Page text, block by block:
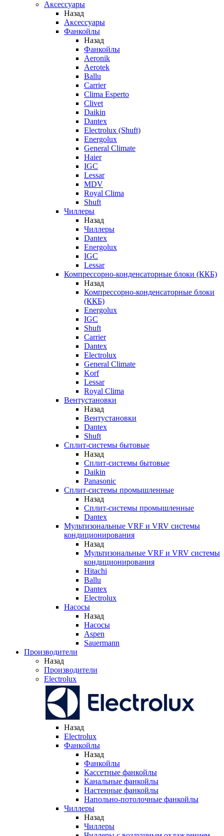
Аксессуары
Назад
Аксессуары
Фанкойлы
Назад
Фанкойлы
Aeronik
Aerotek
Ballu
Carrier
Clima Esperto
Clivet
Daikin
Dantex
Electrolux (Shuft)
Energolux
General Climate
Haier
IGC
Lessar
MDV
Royal Clima
Shuft
Чиллеры
Назад
Чиллеры
Dantex
Energolux
IGC
Lessar
Компрессорно-конденсаторные блоки (ККБ)
Назад
Компрессорно-конденсаторные блоки
(ККБ)
Energolux
IGC
Shuft
Carrier
Dantex
Electrolux
General Climate
Korf
Lessar
Royal Clima
Вентустановки
Назад
Вентустановки
Dantex
Shuft
Сплит-системы бытовые
Назад
Сплит-системы бытовые
Daikin
Panasonic
Сплит-системы промышленные
Назад
Сплит-системы промышленные
Dantex
Мультизональные VRF и VRV системы
кондиционирования
Назад
Мультизональные VRF и VRV системы
кондиционирования
Hitachi
Ballu
Dantex
Electrolux
Насосы
Назад
Насосы
Aspen
Sauermann
Производители
Назад
Производители
Electrolux
Назад
Electrolux
Фанкойлы
Назад
Фанкойлы
Кассетные фанкойлы
Канальные фанкойлы
Настенные фанкойлы
Напольно-потолочные фанкойлы
Чиллеры
Назад
Чиллеры